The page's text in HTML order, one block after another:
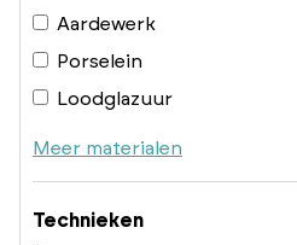
Aardewerk
Porselein
Loodglazuur
Meer materialen
Technieken